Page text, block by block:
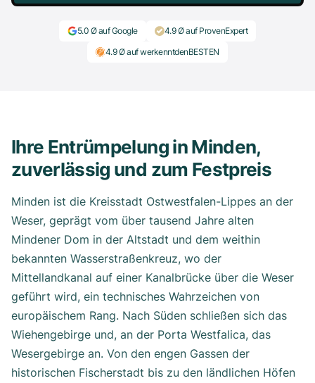
5.0 Ø auf Google
4.9 Ø auf ProvenExpert
4.9 Ø auf werkenntdenBESTEN
Ihre Entrümpelung in Minden,
zuverlässig und zum Festpreis
Minden ist die Kreisstadt Ostwestfalen-Lippes an der
Weser, geprägt vom über tausend Jahre alten
Mindener Dom in der Altstadt und dem weithin
bekannten Wasserstraßenkreuz, wo der
Mittellandkanal auf einer Kanalbrücke über die Weser
geführt wird, ein technisches Wahrzeichen von
europäischem Rang. Nach Süden schließen sich das
Wiehengebirge und, an der Porta Westfalica, das
Wesergebirge an. Von den engen Gassen der
historischen Fischerstadt bis zu den ländlichen Höfen